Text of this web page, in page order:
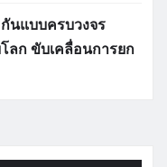
นแบบครบวงจร
ลก ขับเคลื่อนการยก